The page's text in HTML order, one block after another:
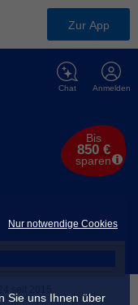
Nur notwendige Cookies
Sie uns Ihnen über
Zur App
Anmelden
Chat
Bis
850 €
sparen